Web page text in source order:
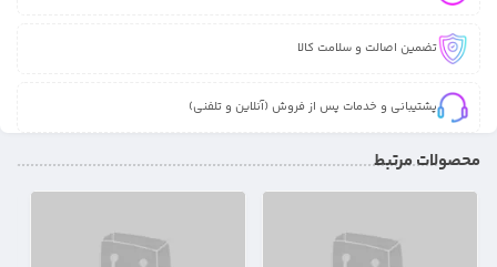
تضمین اصالت و سلامت کالا
پشتیبانی و خدمات پس از فروش (آنلاین و تلفنی)
محصولات مرتبط